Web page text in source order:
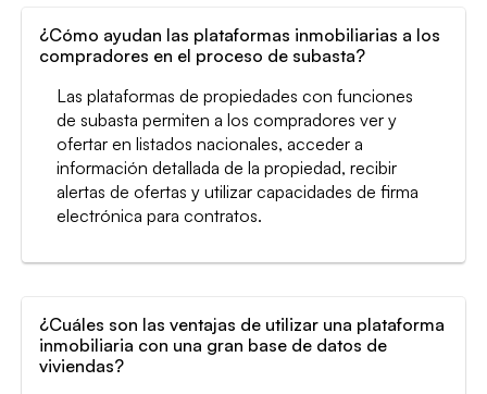
¿Cómo ayudan las plataformas inmobiliarias a los
compradores en el proceso de subasta?
Las plataformas de propiedades con funciones
de subasta permiten a los compradores ver y
ofertar en listados nacionales, acceder a
información detallada de la propiedad, recibir
alertas de ofertas y utilizar capacidades de firma
electrónica para contratos.
¿Cuáles son las ventajas de utilizar una plataforma
inmobiliaria con una gran base de datos de
viviendas?